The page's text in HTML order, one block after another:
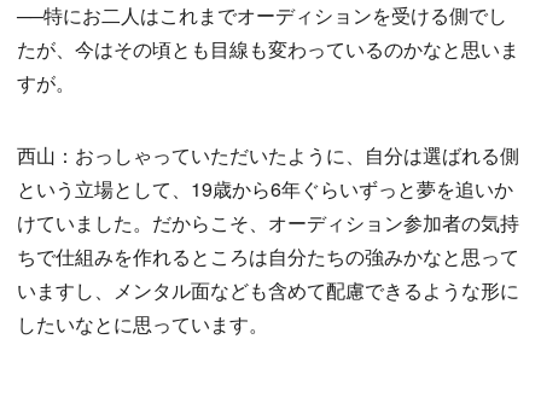
──特にお二人はこれまでオーディションを受ける側でし
たが、今はその頃とも目線も変わっているのかなと思いま
すが。
西山：おっしゃっていただいたように、自分は選ばれる側
という立場として、19歳から6年ぐらいずっと夢を追いか
けていました。だからこそ、オーディション参加者の気持
ちで仕組みを作れるところは自分たちの強みかなと思って
いますし、メンタル面なども含めて配慮できるような形に
したいなとに思っています。